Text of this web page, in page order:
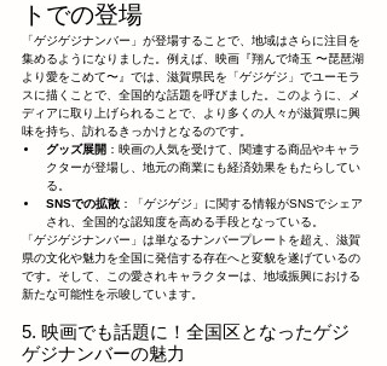
トでの登場
「ゲジゲジナンバー」が登場することで、地域はさらに注目を
集めるようになりました。例えば、映画『翔んで埼玉 〜琵琶湖
より愛をこめて〜』では、滋賀県民を「ゲジゲジ」でユーモラ
スに描くことで、全国的な話題を呼びました。このように、メ
ディアに取り上げられることで、より多くの人々が滋賀県に興
味を持ち、訪れるきっかけとなるのです。
グッズ展開 ：映画の人気を受けて、関連する商品やキャラ
クターが登場し、地元の商業にも経済効果をもたらしてい
る。
SNSでの拡散 ：「ゲジゲジ」に関する情報がSNSでシェア
され、全国的な認知度を高める手段となっている。
「ゲジゲジナンバー」は単なるナンバープレートを超え、滋賀
県の文化や魅力を全国に発信する存在へと変貌を遂げているの
です。そして、この愛されキャラクターは、地域振興における
新たな可能性を示唆しています。
5. 映画でも話題に！全国区となったゲジ
ゲジナンバーの魅力